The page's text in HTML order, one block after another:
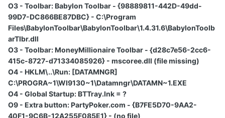
O3 - Toolbar: Babylon Toolbar - {98889811-442D-49dd-
99D7-DC866BE87DBC} - C:\Program
Files\BabylonToolbar\BabylonToolbar\1.4.31.6\BabylonToolb
arTlbr.dll
O3 - Toolbar: MoneyMillionaire Toolbar - {d28c7e56-2cc6-
415c-8727-d71334085926} - mscoree.dll (file missing)
O4 - HKLM\..\Run: [DATAMNGR]
C:\PROGRA~1\WI9130~1\Datamngr\DATAMN~1.EXE
O4 - Global Startup: BTTray.lnk = ?
O9 - Extra button: PartyPoker.com - {B7FE5D70-9AA2-
40F1-9C6B-12A255F085E1} - (no file)